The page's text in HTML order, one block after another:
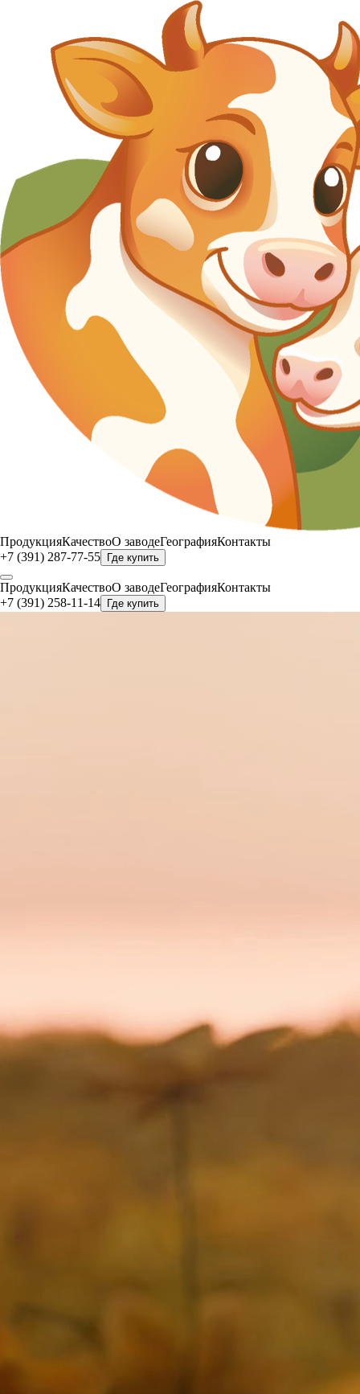
ПродукцияКачествоО заводеГеографияКонтакты
+7 (391) 287-77-55
Где купить
ПродукцияКачествоО заводеГеографияКонтакты
+7 (391) 258-11-14
Где купить